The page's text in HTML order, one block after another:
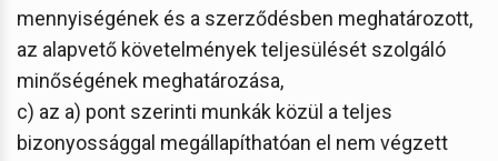
mennyiségének és a szerződésben meghatározott,
az alapvető követelmények teljesülését szolgáló
minőségének meghatározása,
c) az a) pont szerinti munkák közül a teljes
bizonyossággal megállapíthatóan el nem végzett